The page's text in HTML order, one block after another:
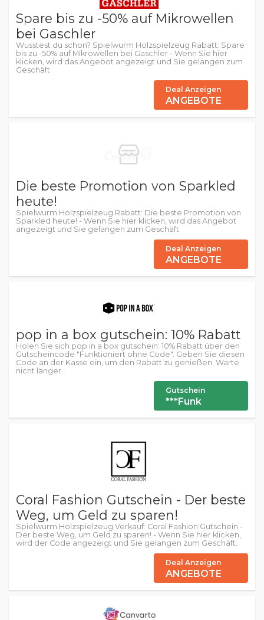
Spare bis zu -50% auf Mikrowellen
bei Gaschler
Wusstest du schon? Spielwurm Holzspielzeug Rabatt: Spare
bis zu -50% auf Mikrowellen bei Gaschler - Wenn Sie hier
klicken, wird das Angebot angezeigt und Sie gelangen zum
Geschäft
Deal Anzeigen
ANGEBOTE
Die beste Promotion von Sparkled
heute!
Spielwurm Holzspielzeug Rabatt: Die beste Promotion von
Sparkled heute! - Wenn Sie hier klicken, wird das Angebot
angezeigt und Sie gelangen zum Geschäft
Deal Anzeigen
ANGEBOTE
pop in a box gutschein: 10% Rabatt
Holen Sie sich pop in a box gutschein: 10% Rabatt über den
Gutscheincode "Funktioniert ohne Code". Geben Sie diesen
Code an der Kasse ein, um den Rabatt zu genießen. Warte
nicht länger.
Gutschein
***Funk
Coral Fashion Gutschein - Der beste
Weg, um Geld zu sparen!
Spielwurm Holzspielzeug Verkauf: Coral Fashion Gutschein -
Der beste Weg, um Geld zu sparen! - Wenn Sie hier klicken,
wird der Code angezeigt und Sie gelangen zum Geschäft.
Deal Anzeigen
ANGEBOTE